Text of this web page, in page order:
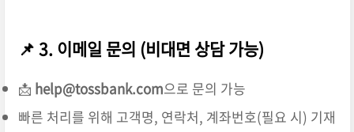
📌 3. 이메일 문의 (비대면 상담 가능)
📩 help@tossbank.com으로 문의 가능
빠른 처리를 위해 고객명, 연락처, 계좌번호(필요 시) 기재